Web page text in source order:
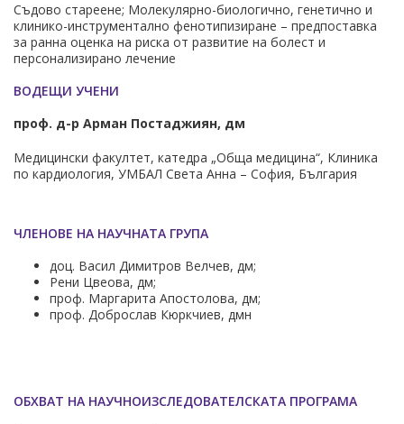
Съдово стареене; Молекулярно-биологично, генетично и
клинико-инструментално фенотипизиране – предпоставка
за ранна оценка на риска от развитие на болест и
персонализирано лечение
ВОДЕЩИ УЧЕНИ
проф. д-р Арман Постаджиян, дм
Медицински факултет, катедра „Обща медицина“, Клиника
по кардиология, УМБАЛ Света Анна – София, България
ЧЛЕНОВЕ НА НАУЧНАТА ГРУПА
доц. Васил Димитров Велчев, дм;
Рени Цвеова, дм;
проф. Маргарита Апостолова, дм;
проф. Доброслав Кюркчиев, дмн
ОБХВАТ НА НАУЧНОИЗСЛЕДОВАТЕЛСКАТА ПРОГРАМА